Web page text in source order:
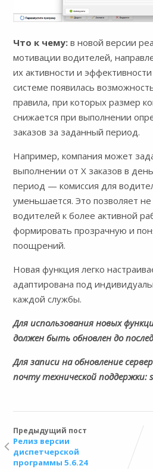
Что к чему: в новой версии
мотивации водителей,
их активности и
системе появилась
правила, при которых размер
снижается при выполнении
заказов за заданный период.
Например, компания может
выполнении от X заказов в
период — комиссия для
уменьшается. Это позволяет
водителей к более активной
формировать прозрачную и
поощрений.
Новая функция легко
адаптирована под
каждой службы.
Для использования новых
должен быть обновлен до
Для записи на обновление
почту технической поддержки:
Предыдущий пост
Релиз версии
диспетчерской
программы 5.6.24